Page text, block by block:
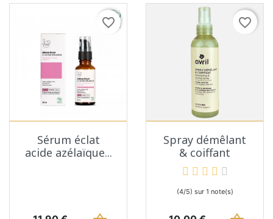
favorite_border
Sérum éclat
acide azélaïque...
favorite_border
Spray démêlant
& coiffant
(4/5) sur 1 note(s)